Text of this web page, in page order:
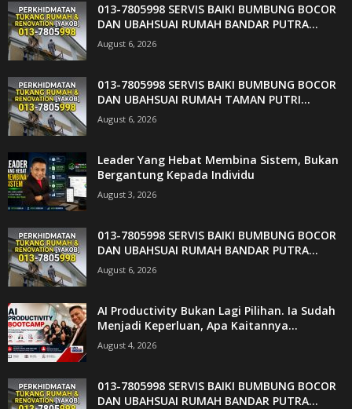
013-7805998 SERVIS BAIKI BUMBUNG BOCOR
DAN UBAHSUAI RUMAH BANDAR PUTRA...
August 6, 2026
013-7805998 SERVIS BAIKI BUMBUNG BOCOR
DAN UBAHSUAI RUMAH TAMAN PUTRI...
August 6, 2026
Leader Yang Hebat Membina Sistem, Bukan
Bergantung Kepada Individu
August 3, 2026
013-7805998 SERVIS BAIKI BUMBUNG BOCOR
DAN UBAHSUAI RUMAH BANDAR PUTRA...
August 6, 2026
AI Productivity Bukan Lagi Pilihan. Ia Sudah
Menjadi Keperluan, Apa Kaitannya...
August 4, 2026
013-7805998 SERVIS BAIKI BUMBUNG BOCOR
DAN UBAHSUAI RUMAH BANDAR PUTRA...